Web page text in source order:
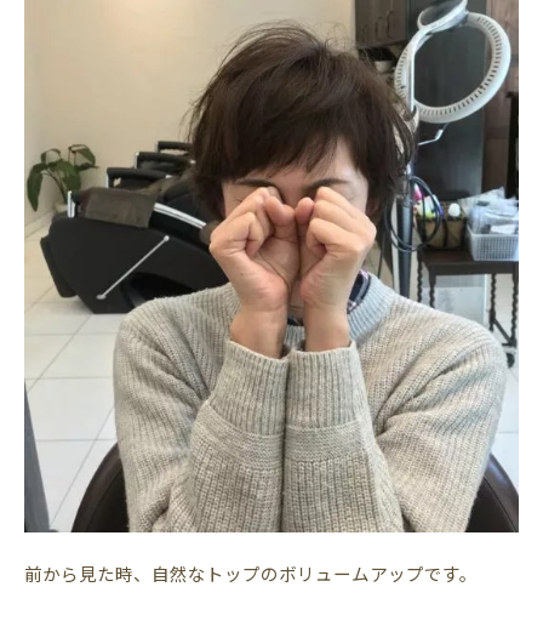
前から見た時、自然なトップのボリュームアップです。